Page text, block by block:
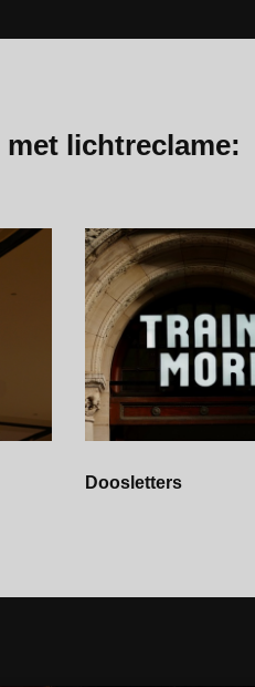
lichtreclame:
Doosletters